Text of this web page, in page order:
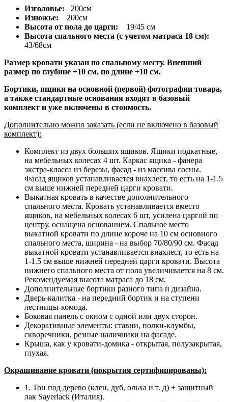
Изголовье:
200см
Изножье: 200см
Высота от пола до царги: 19/45 см
Высота спального места (с учетом матраса 18 см):
43/68см
Размер кровати указан по спальному месту. Внешний
размер по глубине +10 см, по длине +10 см.
Бортики, ящики на основной (первой) фотографии товара,
а также стандартные основания входят в базовый
комплект и уже включены в стоимость.
Дополнительно можно заказать (если не включено в базовый
комплект):
Комплект из двух больших ящиков. Ящики подкатные,
на мебельных колесах 4 шт. Каркас ящика - фанера
экстра-класса из березы, фасад - из массива сосны.
Фасад ящиков устанавливается внахлест, то есть на 1-1.5
см выше нижней передней царги кровати.
Выкатная кровать в качестве дополнительного
спального места. Кровать устанавливается вместо
ящиков, на мебельных колесах 6 шт, усилена царгой по
центру, оснащена основанием. Спальное место
выкатной кровати по длине короче на 10 см основного
спального места, ширина - на выбор 70/80/90 см. Фасад
выкатной кровати устанавливается внахлест, то есть на
1-1.5 см выше нижней передней царги кровати. Высота
нижнего спального места от пола увеличивается на 8 см.
Рекомендуемая высота матраса до 18 см.
Дополнительные бортики разного типа и дизайна.
Дверь-калитка - на передний бортик и на ступени
лестницы-комода.
Боковая панель с окном с одной или двух сторон.
Декоративные элементы: ставни, полки-клумбы,
скворечники, резные наличники на фасаде.
Крыша, как у кровати-домика - открытая, полузакрытая,
глухая.
Окрашивание кровати (покрытия сертифицированы):
1. Тон под дерево (клен, дуб, ольха и т. д) + защитный
лак Sayerlack (Италия).